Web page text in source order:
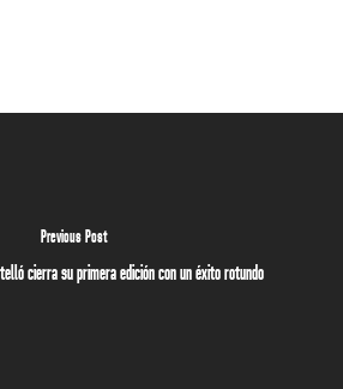
Previous Post
cierra su primera edición con un éxito rotundo